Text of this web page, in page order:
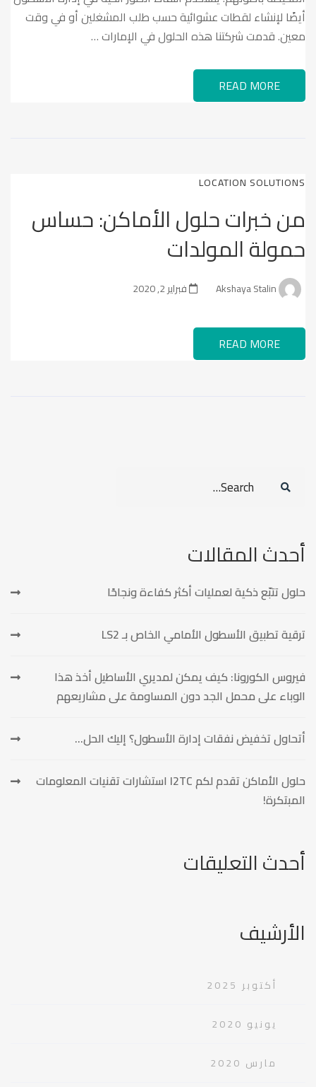
أيضًا لإنشاء لقطات عشوائية حسب طلب المشغلين أو في وقت
معين. قدمت شركتنا هذه الحلول في الإمارات …
READ MORE
LOCATION SOLUTIONS
من خبرات حلول الأماكن: حساس
حمولة المولدات
فبراير 2, 2020
READ MORE
Search
أحدث المقالات
حلول تتبّع ذكية لعمليات أكثر كفاءة ونجاحًا
ترقية تطبيق الأسطول الأمامي الخاص بـ LS2
فيروس الكورونا: كيف يمكن لمديري الأساطيل أخذ هذا
الوباء على محمل الجد دون المساومة على مشاريعهم
أتحاول تخفيض نفقات إدارة الأسطول؟ إليك الحل…
حلول الأماكن تقدم لكم I2TC استشارات تقنيات المعلومات
المبتكرة!
أحدث التعليقات
الأرشيف
أكتوبر 2025
يونيو 2020
مارس 2020